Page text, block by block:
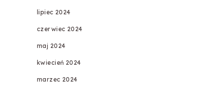
lipiec 2024
czerwiec 2024
maj 2024
kwiecień 2024
marzec 2024